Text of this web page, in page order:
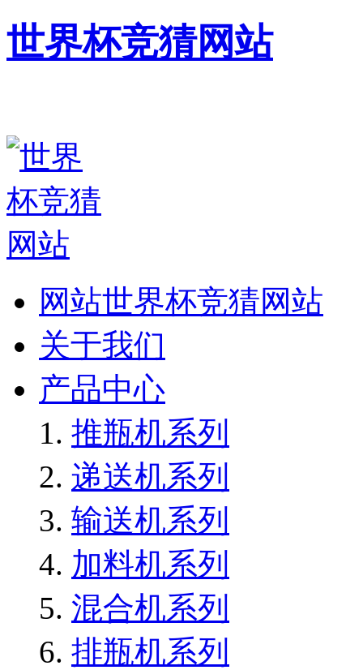
世界杯竞猜网站
网站世界杯竞猜网站
关于我们
产品中心
推瓶机系列
递送机系列
输送机系列
加料机系列
混合机系列
排瓶机系列